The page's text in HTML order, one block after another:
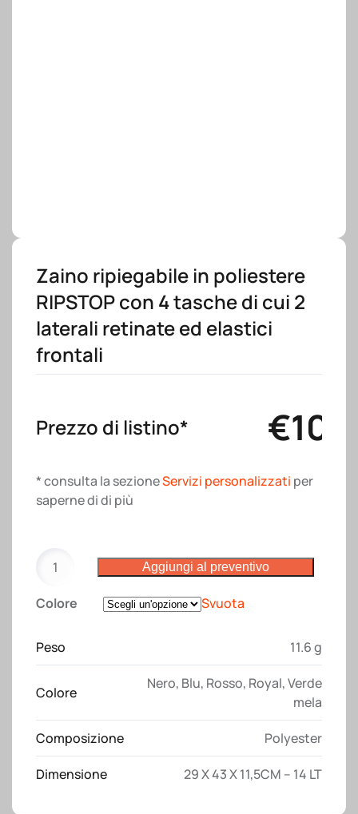
Zaino ripiegabile in poliestere
RIPSTOP con 4 tasche di cui 2
laterali retinate ed elastici
frontali
Prezzo di listino* €
* consulta la sezioneServizi personalizzati per
saperne di di più
ripiegabile
in
poliestere
con
tasche
Aggiungi al preventivo
Colore Svuota
Peso 11.6 g
Colore
Nero, Blu, Rosso, Royal,Verde
mela
Composizione Polyester
Dimensione 29 X 43 X 11,5CM – 14 LT